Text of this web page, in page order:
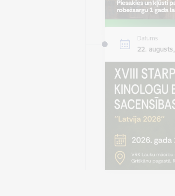
Datums
22.